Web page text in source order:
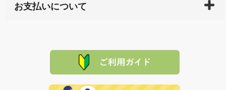
サイト内で購入された商品の送料は、こちらの
全国送
れの生産メーカーからお客様の元へ直送いたしますの
で、 それぞれ個別に送料が必要になります。
または配送途中の 事故などで不都合が生じている場合
品代金を返金いたします。）
その際は誠に申し訳ありませんが、当協会までご注文
お支払いについて
た場合、お客様からの ご入金を確認した後で、商品を
※「クレジットカード」「PayPay」「楽天ペイ」を指